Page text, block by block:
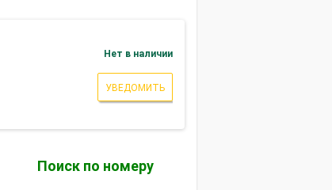
Нет в наличии
УВЕДОМИТЬ
Поиск по номеру